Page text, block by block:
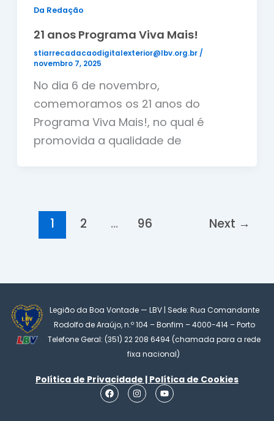
Da Redação
21 anos Programa Viva Mais!
stiarrecadacaodigitalexterior@lbv.org.br /
novembro 7, 2025
No dia 6 de novembro,
comemoramos os 21 anos do
Programa Viva Mais!, no qual é
promovida a qualidade de
1 2 … 96 Next →
Legião da Boa Vontade — LBV | Sede: Rua Comandante
Rodolfo de Araújo, n.º 104 – Bonfim – 4000-414 – Porto
Telefone Geral: (351) 22 208 6494 (chamada para a rede
fixa nacional)
Política de Privacidade | Política de Cookies
F
a
I
n
Y
o